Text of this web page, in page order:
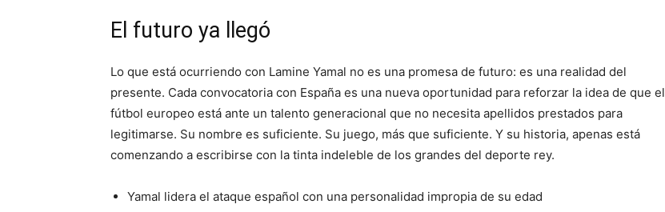
El futuro ya llegó
Lo que está ocurriendo con Lamine Yamal no es una promesa de futuro: es una realidad del
presente. Cada convocatoria con España es una nueva oportunidad para reforzar la idea de que el
fútbol europeo está ante un talento generacional que no necesita apellidos prestados para
legitimarse. Su nombre es suficiente. Su juego, más que suficiente. Y su historia, apenas está
comenzando a escribirse con la tinta indeleble de los grandes del deporte rey.
Yamal lidera el ataque español con una personalidad impropia de su edad